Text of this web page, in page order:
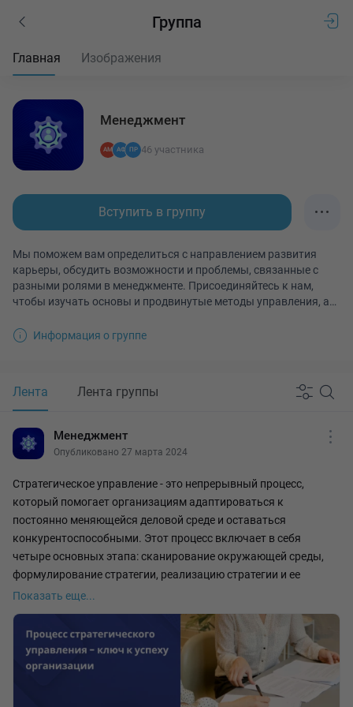
Группа
Главная Изображения
Менеджмент
46 участника
Вступить в группу
Мы поможем вам определиться с направлением развития
карьеры, обсудить возможности и проблемы, связанные с
разными ролями в менеджменте. Присоединяйтесь к нам,
чтобы изучать основы и продвинутые методы управления, а
предлагаем статьи, видео и дискуссии по различным
Информация о группе
Лента Лента группы
Менеджмент
Опубликовано 27 марта 2024
Стратегическое управление - это непрерывный процесс,
который помогает организациям адаптироваться к
постоянно меняющейся деловой среде и оставаться
конкурентоспособными. Этот процесс включает в себя
четыре основных этапа: сканирование окружающей среды,
формулирование стратегии, реализацию стратегии и ее
оценку.
Сканирование окружающей среды - первый шаг. Он
подразумевает сбор и анализ информации о внутренних и
внешних факторах, влияющих на организацию. Это позволяет
руководству выявить как потенциальные возможности, так и
угрозы, с которыми может столкнуться компания. Регулярное
Показать еще...